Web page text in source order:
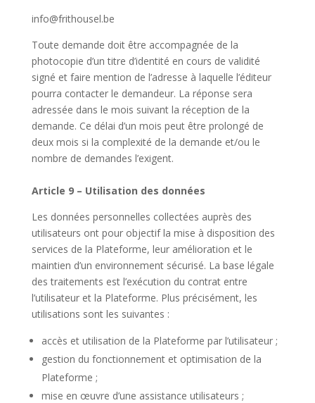
info@frithousel.be
Toute demande doit être accompagnée de la
photocopie d’un titre d’identité en cours de validité
signé et faire mention de l’adresse à laquelle l’éditeur
pourra contacter le demandeur. La réponse sera
adressée dans le mois suivant la réception de la
demande. Ce délai d’un mois peut être prolongé de
deux mois si la complexité de la demande et/ou le
nombre de demandes l’exigent.
Article 9 – Utilisation des données
Les données personnelles collectées auprès des
utilisateurs ont pour objectif la mise à disposition des
services de la Plateforme, leur amélioration et le
maintien d’un environnement sécurisé. La base légale
des traitements est l’exécution du contrat entre
l’utilisateur et la Plateforme. Plus précisément, les
utilisations sont les suivantes :
accès et utilisation de la Plateforme par l’utilisateur ;
gestion du fonctionnement et optimisation de la
Plateforme ;
mise en œuvre d’une assistance utilisateurs ;